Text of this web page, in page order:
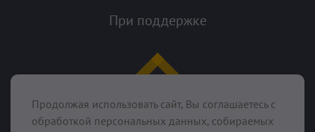
При поддержке
Продолжая использовать сайт, Вы соглашаетесь с
обработкой персональных данных, собираемых